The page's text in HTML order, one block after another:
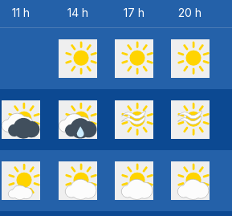
11 h 14 h 17 h 20 h